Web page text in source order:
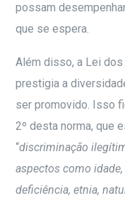
possam
que se espera.
Além disso, a Lei
prestigia a
ser promovido. Isso
2º desta norma, que
“discriminação
aspectos como
deficiência, etnia,